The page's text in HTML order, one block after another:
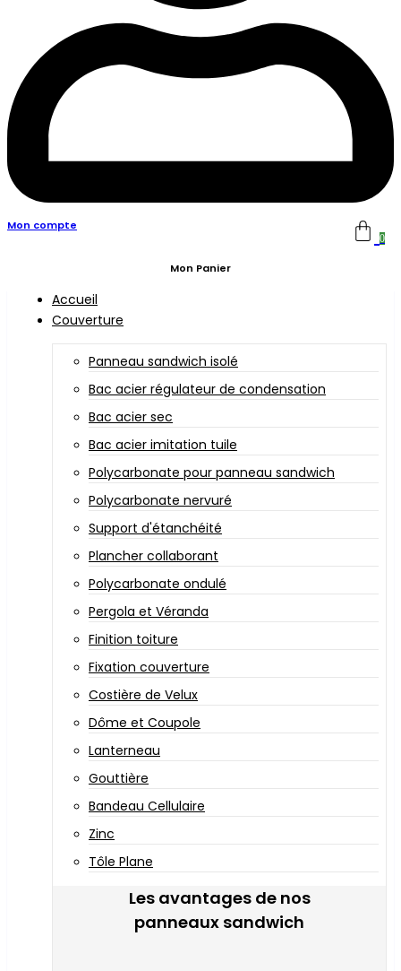
Mon compte
0
Mon Panier
Accueil
Couverture
Panneau sandwich isolé
Bac acier régulateur de condensation
Bac acier sec
Bac acier imitation tuile
Polycarbonate pour panneau sandwich
Polycarbonate nervuré
Support d'étanchéité
Plancher collaborant
Polycarbonate ondulé
Pergola et Véranda
Finition toiture
Fixation couverture
Costière de Velux
Dôme et Coupole
Lanterneau
Gouttière
Bandeau Cellulaire
Zinc
Tôle Plane
Les avantages de nos
panneaux sandwich